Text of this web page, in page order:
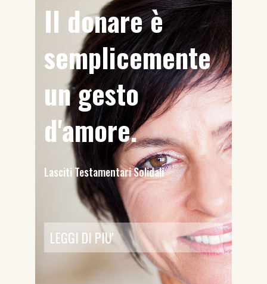
Il donare è
semplicemente
un gesto
d'amore.
Lasciti Testamentari Solidali
LEGGI DI PIU'